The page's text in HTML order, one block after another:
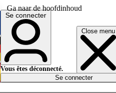
Ga naar de hoofdinhoud
Close menu
English
Deutsch
Español
Se connecter
Vous êtes déconnecté.
Se connecter